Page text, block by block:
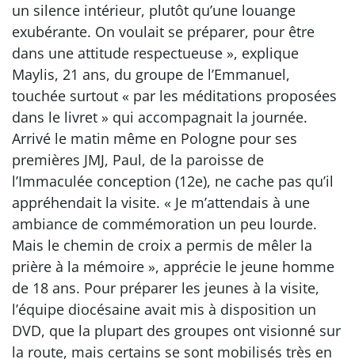
un silence intérieur, plutôt qu’une louange
exubérante. On voulait se préparer, pour être
dans une attitude respectueuse », explique
Maylis, 21 ans, du groupe de l’Emmanuel,
touchée surtout « par les méditations proposées
dans le livret » qui accompagnait la journée.
Arrivé le matin même en Pologne pour ses
premières JMJ, Paul, de la paroisse de
l’Immaculée conception (12e), ne cache pas qu’il
appréhendait la visite. « Je m’attendais à une
ambiance de commémoration un peu lourde.
Mais le chemin de croix a permis de mêler la
prière à la mémoire », apprécie le jeune homme
de 18 ans. Pour préparer les jeunes à la visite,
l’équipe diocésaine avait mis à disposition un
DVD, que la plupart des groupes ont visionné sur
la route, mais certains se sont mobilisés très en